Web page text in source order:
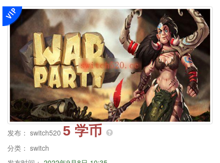
发布： switch520 5 学币
分类： switch